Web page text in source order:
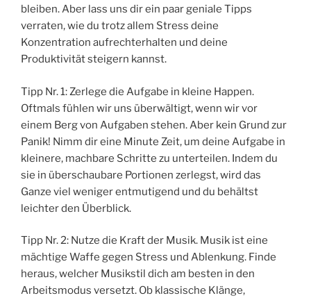
bleiben. Aber lass uns dir ein paar geniale Tipps
verraten, wie du trotz allem Stress deine
Konzentration aufrechterhalten und deine
Produktivität steigern kannst.
Tipp Nr. 1: Zerlege die Aufgabe in kleine Happen.
Oftmals fühlen wir uns überwältigt, wenn wir vor
einem Berg von Aufgaben stehen. Aber kein Grund zur
Panik! Nimm dir eine Minute Zeit, um deine Aufgabe in
kleinere, machbare Schritte zu unterteilen. Indem du
sie in überschaubare Portionen zerlegst, wird das
Ganze viel weniger entmutigend und du behältst
leichter den Überblick.
Tipp Nr. 2: Nutze die Kraft der Musik. Musik ist eine
mächtige Waffe gegen Stress und Ablenkung. Finde
heraus, welcher Musikstil dich am besten in den
Arbeitsmodus versetzt. Ob klassische Klänge,